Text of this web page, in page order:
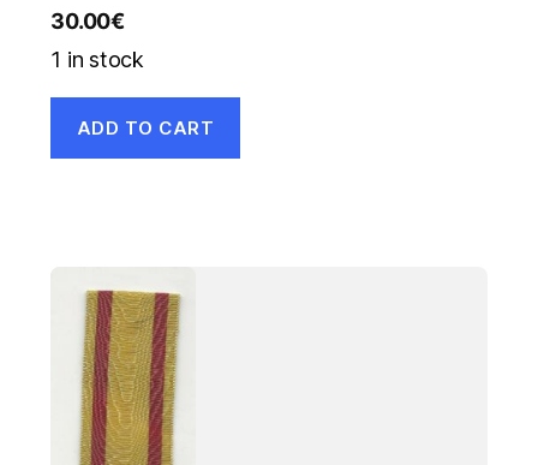
30.00€
1 in stock
ADD TO CART